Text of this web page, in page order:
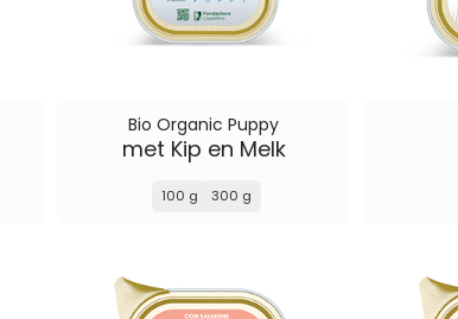
Bio Organic Puppy
met Kip en Melk
100 g 300 g